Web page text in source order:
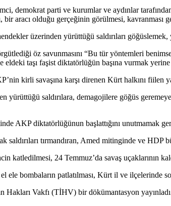
demokrat parti ve kurumlar ve aydınlar tarafından
bir aracı olduğu gerçeğinin görülmesi, kavranması
üzerinden yürüttüğü saldırıları
örgütlediği öz savunmasını “Bu tür yöntemleri
eldeki taşı faşist diktatörlüğün başına vurmak
kirli savaşına karşı direnen Kürt halkını fiilen
yürüttüğü saldırılara, demagojilere göğüs
AKP diktatörlüğünun başlattığını unutmamak
saldırıları tırmandıran, Amed mitinginde ve HDP
katledilmesi, 24 Temmuz’da savaş uçaklarının
ele bombaların patlatılması, Kürt il ve ilçelerinde
Vakfı (TİHV) bir dökümantasyon